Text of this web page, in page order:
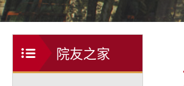
院友之家